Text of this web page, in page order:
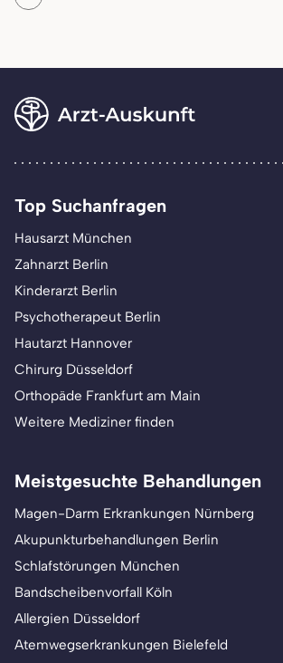
Top Suchanfragen
Hausarzt München
Zahnarzt Berlin
Kinderarzt Berlin
Psychotherapeut Berlin
Hautarzt Hannover
Chirurg Düsseldorf
Orthopäde Frankfurt am Main
Weitere Mediziner finden
Meistgesuchte Behandlungen
Magen-Darm Erkrankungen Nürnberg
Akupunkturbehandlungen Berlin
Schlafstörungen München
Bandscheibenvorfall Köln
Allergien Düsseldorf
Atemwegserkrankungen Bielefeld